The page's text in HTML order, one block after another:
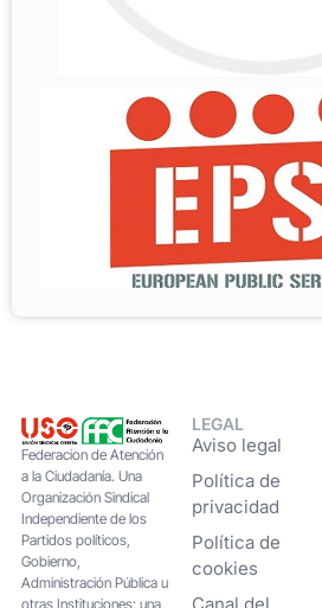
Federacion de Atención
a la Ciudadanía. Una
Organización Sindical
Independiente de los
Partidos políticos,
Gobierno,
Administración Pública u
otras Instituciones; una
LEGAL
Aviso legal
Política de
privacidad
Política de
cookies